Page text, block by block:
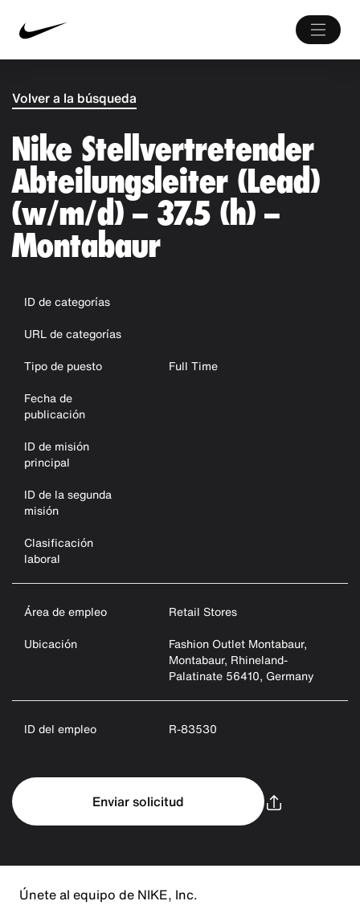
Volver a la búsqueda
Nike Stellvertretender
Abteilungsleiter (Lead)
(w/m/d) – 37.5 (h) –
Montabaur
ID de categorías
URL de categorías
Tipo de puesto
Full Time
Fecha de
publicación
ID de misión
principal
ID de la segunda
misión
Clasificación
laboral
Área de empleo
Retail Stores
Ubicación
Fashion Outlet Montabaur,
Montabaur, Rhineland-
Palatinate 56410, Germany
ID del empleo R-83530
Enviar solicitud
Únete al equipo de NIKE, Inc.